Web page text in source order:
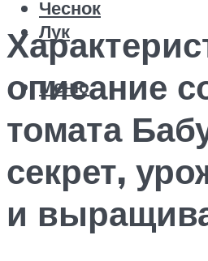
Чеснок
Лук
Меню
описание
томата
секрет,
и